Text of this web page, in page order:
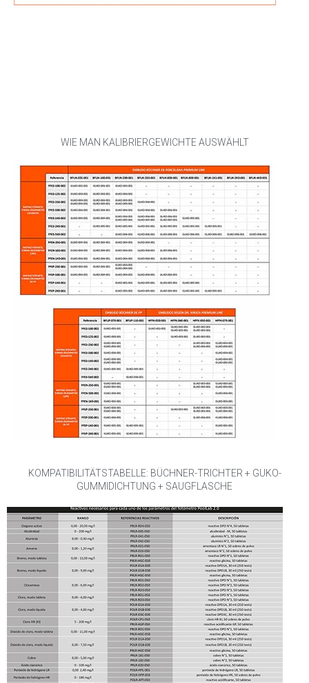
WIE MAN KALIBRIERGEWICHTE AUSWÄHLT
KOMPATIBILITÄTSTABELLE: BÜCHNER-TRICHTER + GUKO-
GUMMIDICHTUNG + SAUGFLASCHE